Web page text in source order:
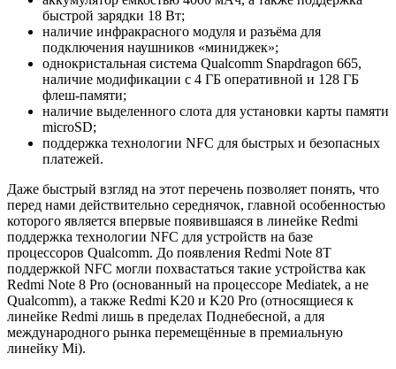
быстрой зарядки 18 Вт;
наличие инфракрасного модуля и разъёма для
подключения наушников «миниджек»;
однокристальная система Qualcomm Snapdragon 665,
наличие модификации с 4 ГБ оперативной и 128 ГБ
флеш-памяти;
наличие выделенного слота для установки карты памяти
microSD;
поддержка технологии NFC для быстрых и безопасных
платежей.
Даже быстрый взгляд на этот перечень позволяет понять, что
перед нами действительно середнячок, главной особенностью
которого является впервые появившаяся в линейке Redmi
поддержка технологии NFC для устройств на базе
процессоров Qualcomm. До появления Redmi Note 8T
поддержкой NFC могли похвастаться такие устройства как
Redmi Note 8 Pro (основанный на процессоре Mediatek, а не
Qualcomm), а также Redmi K20 и K20 Pro (относящиеся к
линейке Redmi лишь в пределах Поднебесной, а для
международного рынка перемещённые в премиальную
линейку Mi).